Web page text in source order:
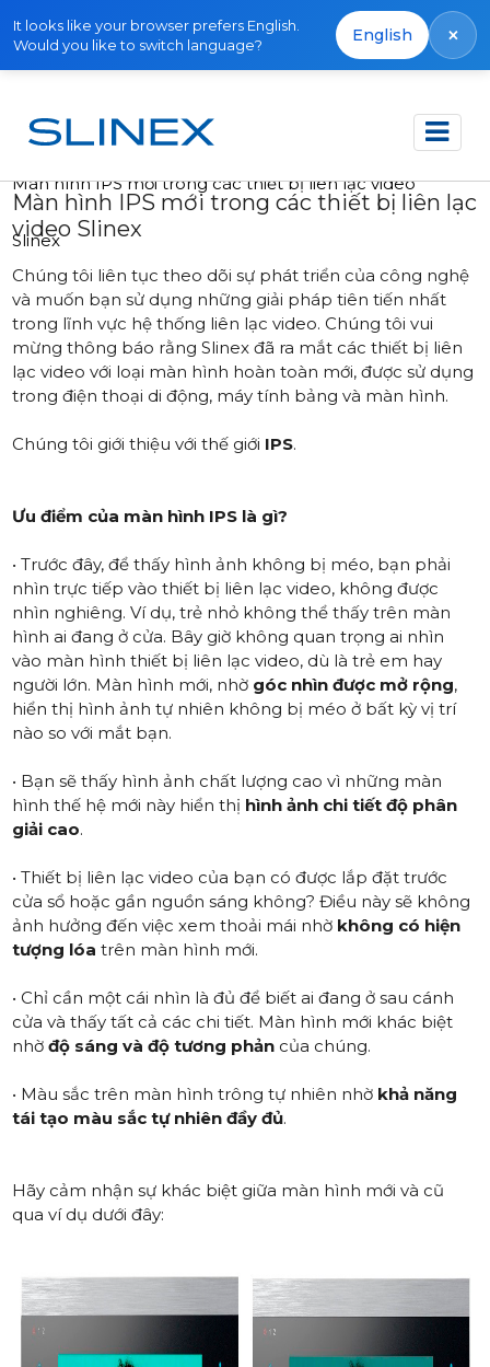
It looks like your browser prefers English.
Would you like to switch language?
English ×
Trang chủ Tin tức
Màn hình IPS mới trong các thiết bị liên lạc video
Slinex
Màn hình IPS mới trong các thiết bị liên lạc
video Slinex
Chúng tôi liên tục theo dõi sự phát triển của công nghệ
và muốn bạn sử dụng những giải pháp tiên tiến nhất
trong lĩnh vực hệ thống liên lạc video. Chúng tôi vui
mừng thông báo rằng Slinex đã ra mắt các thiết bị liên
lạc video với loại màn hình hoàn toàn mới, được sử dụng
trong điện thoại di động, máy tính bảng và màn hình.
Chúng tôi giới thiệu với thế giới IPS.
Ưu điểm của màn hình IPS là gì?
• Trước đây, để thấy hình ảnh không bị méo, bạn phải
nhìn trực tiếp vào thiết bị liên lạc video, không được
nhìn nghiêng. Ví dụ, trẻ nhỏ không thể thấy trên màn
hình ai đang ở cửa. Bây giờ không quan trọng ai nhìn
vào màn hình thiết bị liên lạc video, dù là trẻ em hay
người lớn. Màn hình mới, nhờ góc nhìn được mở rộng,
hiển thị hình ảnh tự nhiên không bị méo ở bất kỳ vị trí
nào so với mắt bạn.
• Bạn sẽ thấy hình ảnh chất lượng cao vì những màn
hình thế hệ mới này hiển thị hình ảnh chi tiết độ phân
giải cao.
• Thiết bị liên lạc video của bạn có được lắp đặt trước
cửa sổ hoặc gần nguồn sáng không? Điều này sẽ không
ảnh hưởng đến việc xem thoải mái nhờ không có hiện
tượng lóa trên màn hình mới.
• Chỉ cần một cái nhìn là đủ để biết ai đang ở sau cánh
cửa và thấy tất cả các chi tiết. Màn hình mới khác biệt
nhờđộ sáng và độ tương phản của chúng.
• Màu sắc trên màn hình trông tự nhiên nhờ khả năng
tái tạo màu sắc tự nhiên đầy đủ.
Hãy cảm nhận sự khác biệt giữa màn hình mới và cũ
qua ví dụ dưới đây: